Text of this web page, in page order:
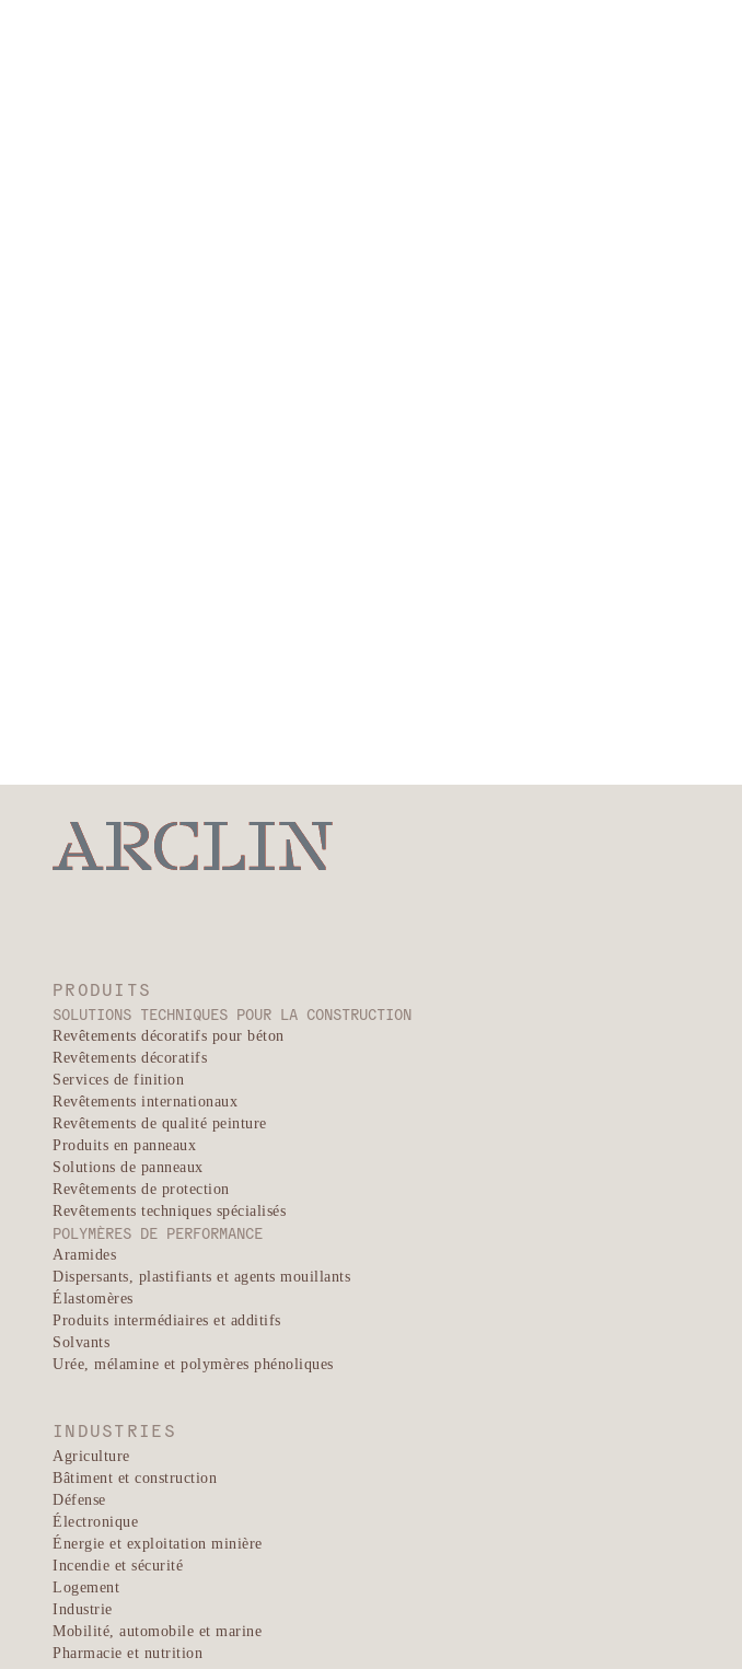
PRODUITS
SOLUTIONS TECHNIQUES POUR LA CONSTRUCTION
Revêtements décoratifs pour béton
Revêtements décoratifs
Services de finition
Revêtements internationaux
Revêtements de qualité peinture
Produits en panneaux
Solutions de panneaux
Revêtements de protection
Revêtements techniques spécialisés
POLYMÈRES DE PERFORMANCE
Aramides
Dispersants, plastifiants et agents mouillants
Élastomères
Produits intermédiaires et additifs
Solvants
Urée, mélamine et polymères phénoliques
INDUSTRIES
Agriculture
Bâtiment et construction
Défense
Électronique
Énergie et exploitation minière
Incendie et sécurité
Logement
Industrie
Mobilité, automobile et marine
Pharmacie et nutrition